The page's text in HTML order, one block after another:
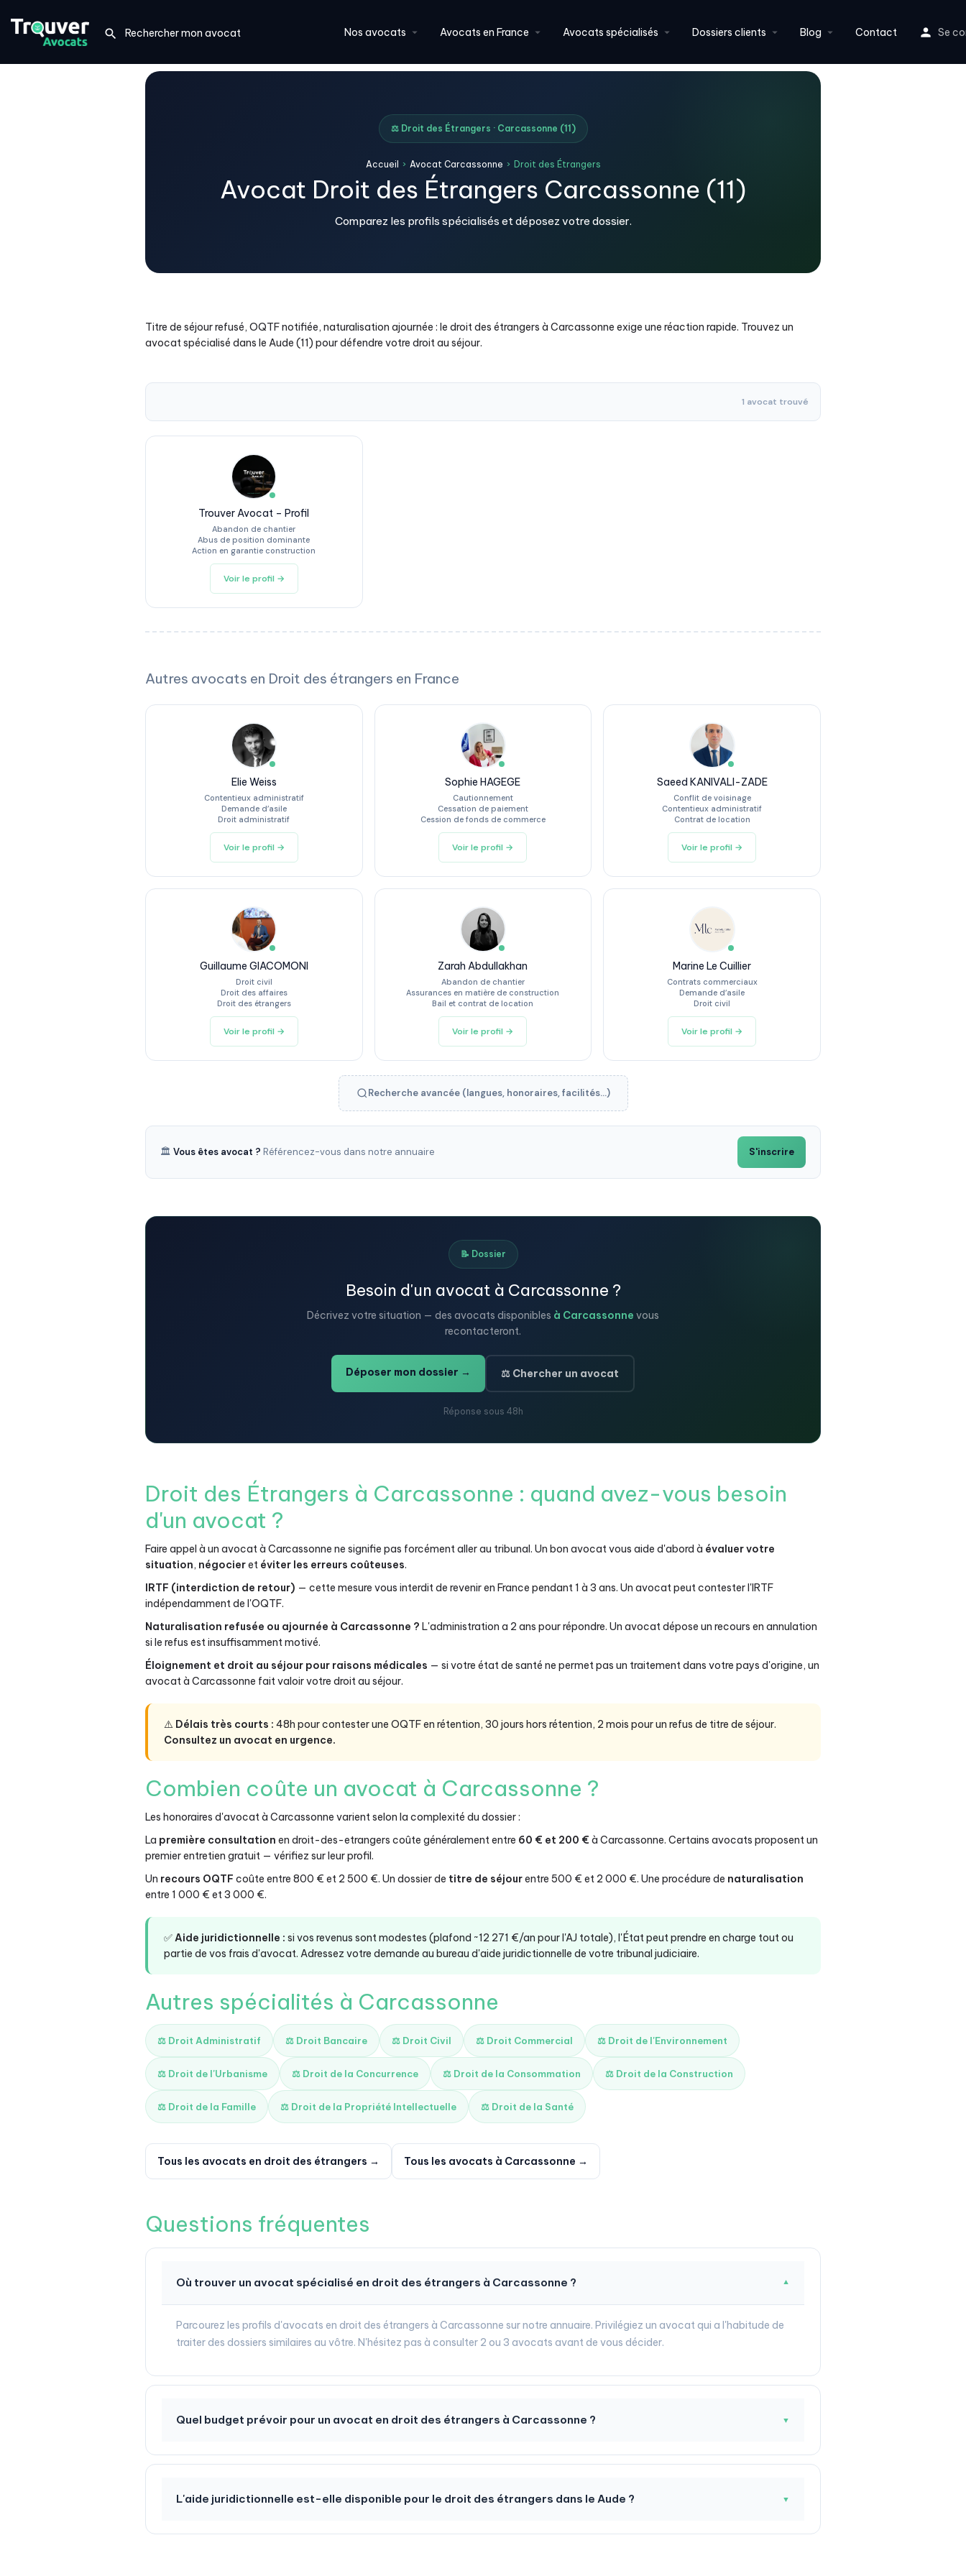
Nos avocats Avocats en France Avocats spécialisés Dossiers clients Blog Contact Se
⚖️ Droit des Étrangers · Carcassonne (11)
Accueil › Avocat Carcassonne › Droit des Étrangers
Avocat Droit des Étrangers Carcassonne (11)
Comparez les profils spécialisés et déposez votre dossier.
Titre de séjour refusé, OQTF notifiée, naturalisation ajournée : le droit des étrangers à Carcassonne exige une réaction rapide. Trouvez un
avocat spécialisé dans le Aude (11) pour défendre votre droit au séjour.
1 avocat trouvé
Trouver Avocat – Profil
Abandon de chantier
Abus de position dominante
Action en garantie construction
Voir le profil →
Autres avocats en Droit des étrangers en France
Elie Weiss
Contentieux administratif
Demande d’asile
Droit administratif
Voir le profil →
Sophie HAGEGE
Cautionnement
Cessation de paiement
Cession de fonds de commerce
Voir le profil →
Saeed KANIVALI-ZADE
Conflit de voisinage
Contentieux administratif
Contrat de location
Voir le profil →
Guillaume GIACOMONI
Droit civil
Droit des affaires
Droit des étrangers
Voir le profil →
Zarah Abdullakhan
Abandon de chantier
Assurances en matière de construction
Bail et contrat de location
Voir le profil →
Marine Le Cuillier
Contrats commerciaux
Demande d’asile
Droit civil
Voir le profil →
Recherche avancée (langues, honoraires, facilités...)
🏛️ Vous êtes avocat ? Référencez-vous dans notre annuaire S'inscrire
📝 Dossier
Besoin d'un avocat à Carcassonne ?
Décrivez votre situation — des avocats disponibles à Carcassonne vous
recontacteront.
Déposer mon dossier → ⚖️ Chercher un avocat
Réponse sous 48h
Droit des Étrangers à Carcassonne : quand avez-vous besoin
d'un avocat ?
Faire appel à un avocat à Carcassonne ne signifie pas forcément aller au tribunal. Un bon avocat vous aide d'abord à évaluer votre
situation, négocieret éviter les erreurs coûteuses.
IRTF (interdiction de retour) — cette mesure vous interdit de revenir en France pendant 1 à 3 ans. Un avocat peut contester l'IRTF
indépendamment de l'OQTF.
Naturalisation refusée ou ajournée à Carcassonne ? L'administration a 2 ans pour répondre. Un avocat dépose un recours en annulation
si le refus est insuffisamment motivé.
Éloignement et droit au séjour pour raisons médicales — si votre état de santé ne permet pas un traitement dans votre pays d'origine, un
avocat à Carcassonne fait valoir votre droit au séjour.
⚠️ Délais très courts : 48h pour contester une OQTF en rétention, 30 jours hors rétention, 2 mois pour un refus de titre de séjour.
Consultez un avocat en urgence.
Combien coûte un avocat à Carcassonne ?
Les honoraires d'avocat à Carcassonne varient selon la complexité du dossier :
La première consultation en droit-des-etrangers coûte généralement entre 60 € et 200 € à Carcassonne. Certains avocats proposent un
premier entretien gratuit — vérifiez sur leur profil.
Un recours OQTF coûte entre 800 € et 2 500 €. Un dossier de titre de séjourentre 500 € et 2 000 €. Une procédure de naturalisation
entre 1 000 € et 3 000 €.
✅Aide juridictionnelle : si vos revenus sont modestes (plafond ~12 271 €/an pour l'AJ totale), l'État peut prendre en charge tout ou
partie de vos frais d'avocat. Adressez votre demande au bureau d'aide juridictionnelle de votre tribunal judiciaire.
Autres spécialités à Carcassonne
⚖️ Droit Administratif ⚖️ Droit Bancaire ⚖️ Droit Civil ⚖️ Droit Commercial ⚖️ Droit de l'Environnement
⚖️ Droit de l'Urbanisme ⚖️ Droit de la Concurrence ⚖️ Droit de la Consommation ⚖️ Droit de la Construction
⚖️ Droit de la Famille ⚖️ Droit de la Propriété Intellectuelle ⚖️ Droit de la Santé
Tous les avocats en droit des étrangers → Tous les avocats à Carcassonne →
Questions fréquentes
Où trouver un avocat spécialisé en droit des étrangers à Carcassonne ? ▼
Parcourez les profils d'avocats en droit des étrangers à Carcassonne sur notre annuaire. Privilégiez un avocat qui a l'habitude de
traiter des dossiers similaires au vôtre. N'hésitez pas à consulter 2 ou 3 avocats avant de vous décider.
Quel budget prévoir pour un avocat en droit des étrangers à Carcassonne ? ▼
L'aide juridictionnelle est-elle disponible pour le droit des étrangers dans le Aude ? ▼